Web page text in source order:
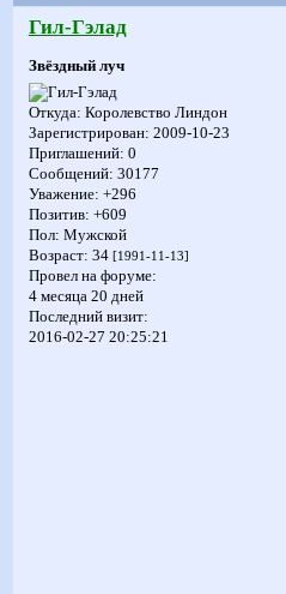
Гил-Гэлад
Звёздный луч
Откуда: Королевство Линдон
Зарегистрирован: 2009-10-23
Приглашений: 0
Сообщений: 30177
Уважение: +296
Позитив: +609
Пол: Мужской
Возраст: 34 [1991-11-13]
Провел на форуме:
4 месяца 20 дней
Последний визит:
2016-02-27 20:25:21